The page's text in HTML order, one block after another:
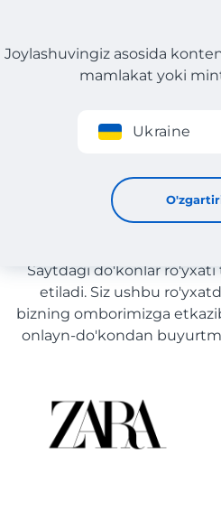
Roʻyxatdan oʻtish
Joylashuvingiz asosida
mamlakat yoki
Ukraine
Erkaklar tovarlari
Erkaklar
berish bilan
Saytdagi do'konlar
etiladi. Siz ushbu
bizning omborimizga
onlayn-do'kondan